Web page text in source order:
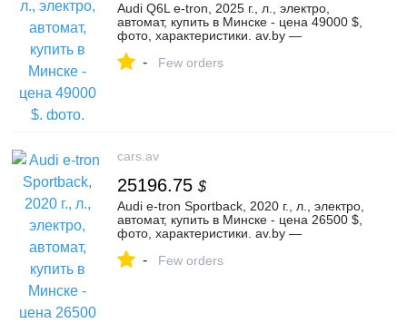
Audi Q6L e-tron, 2025 г., л., электро,
автомат, купить в Минске - цена 49000 $,
фото, характеристики. av.by —
№128553243
- Few orders
cars.av
25196.75 $
Audi e-tron Sportback, 2020 г., л., электро,
автомат, купить в Минске - цена 26500 $,
фото, характеристики. av.by —
№114578841
- Few orders